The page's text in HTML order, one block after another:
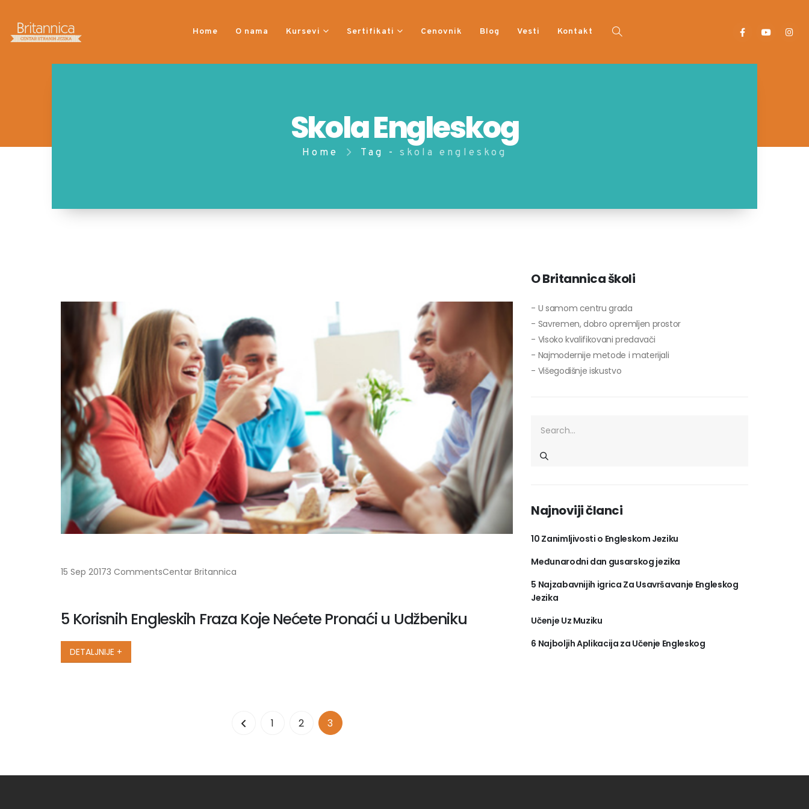
Home O nama Kursevi Sertifikati Cenovnik Blog Vesti Kontakt
Skola Engleskog
Home Tag - skola engleskog
15 Sep 20173 CommentsCentar Britannica
5 Korisnih Engleskih Fraza Koje Nećete Pronaći u Udžbeniku
DETALJNIJE +
1 2 3
O Britannica školi
- U samom centru grada
- Savremen, dobro opremljen prostor
- Visoko kvalifikovani predavači
- Najmodernije metode i materijali
- Višegodišnje iskustvo
Najnoviji članci
10 Zanimljivosti o Engleskom Jeziku
Međunarodni dan gusarskog jezika
5 Najzabavnijih igrica Za Usavršavanje Engleskog
Jezika
Učenje Uz Muziku
6 Najboljih Aplikacija za Učenje Engleskog